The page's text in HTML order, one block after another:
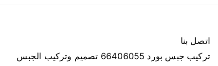
اتصل بنا
تركيب جبس بورد 66406055 تصميم وتركيب الجبس